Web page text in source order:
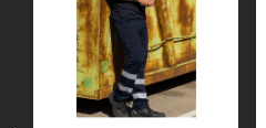
Produkt anzeigen